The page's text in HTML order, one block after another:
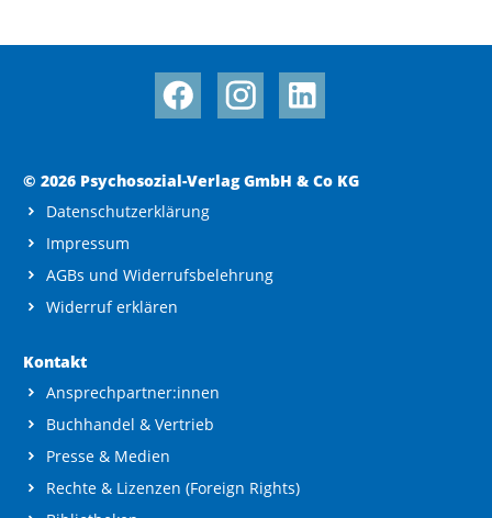
© 2026 Psychosozial-Verlag GmbH & Co KG
Datenschutzerklärung
Impressum
AGBs und Widerrufsbelehrung
Widerruf erklären
Kontakt
Ansprechpartner:innen
Buchhandel & Vertrieb
Presse & Medien
Rechte & Lizenzen (Foreign Rights)